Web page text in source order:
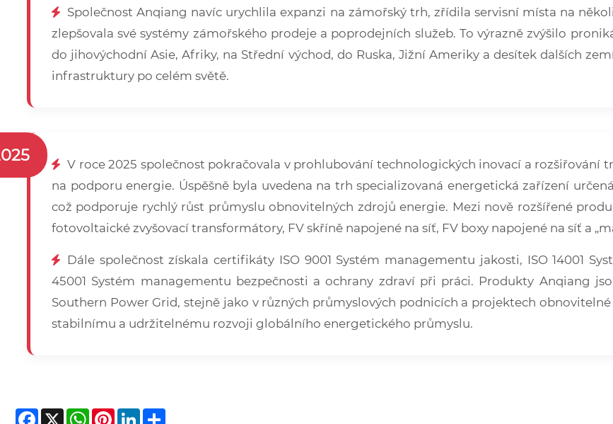
Společnost Anqiang navíc urychlila expanzi na zámořský trh, zřídila servisní místa na
zlepšovala své systémy zámořského prodeje a poprodejních služeb. To výrazně zvýšilo
do jihovýchodní Asie, Afriky, na Střední východ, do Ruska, Jižní Ameriky a desítek dalších
infrastruktury po celém světě.
V roce 2025 společnost pokračovala v prohlubování technologických inovací a rozšiřování
na podporu energie. Úspěšně byla uvedena na trh specializovaná energetická zařízení
což podporuje rychlý růst průmyslu obnovitelných zdrojů energie. Mezi nově rozšířené
fotovoltaické zvyšovací transformátory, FV skříně napojené na síť, FV boxy napojené na síť a
Dále společnost získala certifikáty ISO 9001 Systém managementu jakosti, ISO 14001
45001 Systém managementu bezpečnosti a ochrany zdraví při práci. Produkty Anqiang
Southern Power Grid, stejně jako v různých průmyslových podnicích a projektech
stabilnímu a udržitelnému rozvoji globálního energetického průmyslu.
Facebook
X WhatsAppPinterestLinkedIn